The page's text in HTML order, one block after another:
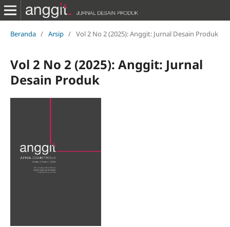
Beranda / Arsip / Vol 2 No 2 (2025): Anggit: Jurnal Desain Produk
Vol 2 No 2 (2025): Anggit: Jurnal
Desain Produk